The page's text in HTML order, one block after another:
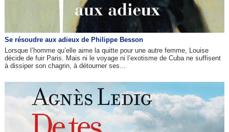
Se résoudre aux adieux de Philippe Besson
Lorsque l’homme qu’elle aime la quitte pour une autre femme, Louise
décide de fuir Paris. Mais ni le voyage ni l’exotisme de Cuba ne suffisent
à dissiper son chagrin, à détourner ses...